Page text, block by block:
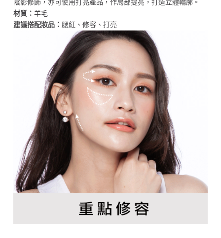
陰影修飾，亦可使用打亮產品，作局部提亮，打造立體輪廓。
材質： 羊毛
建議搭配妝品： 腮紅、修容、打亮